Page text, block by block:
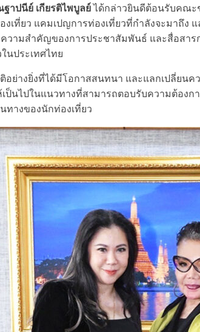
าปนีย์ เกียรติไพบูลย์ได้กล่าวยินดีต้อนรับคณะ
งเที่ยว แคมเปญการท่องเที่ยวที่กำลังจะมาถึง
วามสำคัญของการประชาสัมพันธ์ และสื่อสาร
นประเทศไทย
อย่างยิ่งที่ได้มีโอกาสสนทนา และแลกเปลี่ยน
ป็นไปในแนวทางที่สามารถตอบรับความต้องก
ทางของนักท่องเที่ยว